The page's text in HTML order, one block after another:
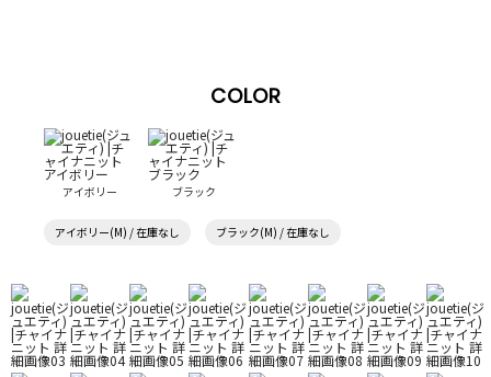
COLOR
アイボリー ブラック
アイボリー(M) / 在庫なし ブラック(M) / 在庫なし